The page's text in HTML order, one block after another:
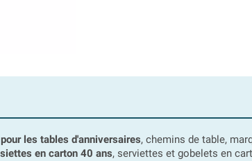
les tables d'anniversaires, chemins de table,
en carton 40 ans, serviettes et gobelets en